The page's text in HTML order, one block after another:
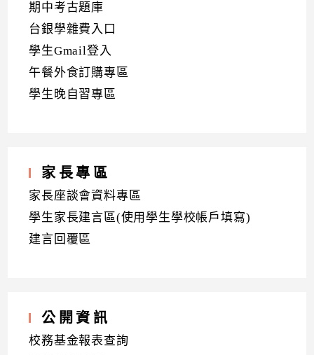
期中考古題庫
台銀學雜費入口
學生Gmail登入
午餐外食訂購專區
學生晚自習專區
家長專區
家長座談會資料專區
學生家長建言區(使用學生學校帳戶填寫)
建言回覆區
公開資訊
校務基金報表查詢